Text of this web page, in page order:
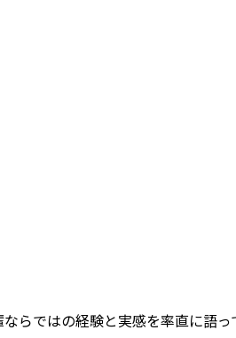
らではの経験と実感を率直に語っ